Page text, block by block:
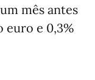
mês antes
euro e 0,3%